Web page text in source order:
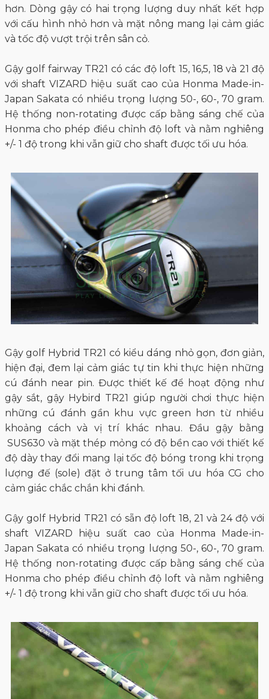
hơn. Dòng gậy có hai trọng lượng duy nhất kết hợp
với cấu hình nhỏ hơn và mặt nông mang lại cảm giác
và tốc độ vượt trội trên sân cỏ.
Gậy golf fairway TR21 có các độ loft 15, 16,5, 18 và 21 độ
với shaft VIZARD hiệu suất cao của Honma Made-in-
Japan Sakata có nhiều trọng lượng 50-, 60-, 70 gram.
Hệ thống non-rotating được cấp bằng sáng chế của
Honma cho phép điều chỉnh độ loft và nằm nghiêng
+/- 1 độ trong khi vẫn giữ cho shaft được tối ưu hóa.
Gậy golf Hybrid TR21 có kiểu dáng nhỏ gọn, đơn giản,
hiện đại, đem lại cảm giác tự tin khi thực hiện những
cú đánh near pin. Được thiết kế để hoạt động như
gậy sắt, gậy Hybird TR21 giúp người chơi thực hiện
những cú đánh gần khu vực green hơn từ nhiều
khoảng cách và vị trí khác nhau. Đầu gậy bằng
SUS630 và mặt thép mỏng có độ bền cao với thiết kế
độ dày thay đổi mang lại tốc độ bóng trong khi trọng
lượng đế (sole) đặt ở trung tâm tối ưu hóa CG cho
cảm giác chắc chắn khi đánh.
Gậy golf Hybrid TR21 có sẵn độ loft 18, 21 và 24 độ với
shaft VIZARD hiệu suất cao của Honma Made-in-
Japan Sakata có nhiều trọng lượng 50-, 60-, 70 gram.
Hệ thống non-rotating được cấp bằng sáng chế của
Honma cho phép điều chỉnh độ loft và nằm nghiêng
+/- 1 độ trong khi vẫn giữ cho shaft được tối ưu hóa.